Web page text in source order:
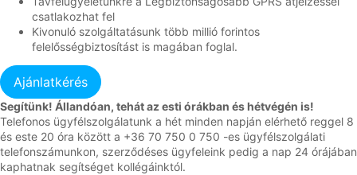
csatlakozhat fel
Kivonuló szolgáltatásunk több millió forintos
felelősségbiztosítást is magában foglal.
Segítünk! Állandóan, tehát az esti órákban és hétvégén is!
Telefonos ügyfélszolgálatunk a hét minden napján elérhető reggel 8
és este 20 óra között a +36 70 750 0 750 -es ügyfélszolgálati
telefonszámunkon, szerződéses ügyfeleink pedig a nap 24 órájában
kaphatnak segítséget kollégáinktól.